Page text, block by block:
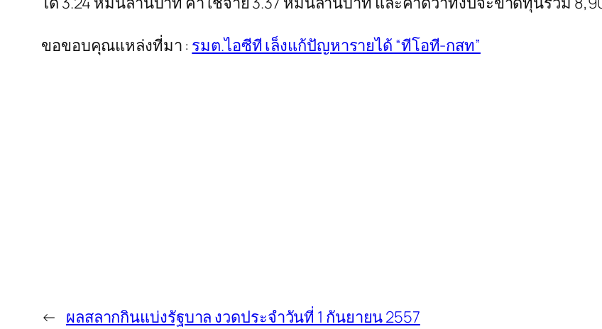
ขอขอบคุณแหล่งที่มา : รมต.ไอซีที เล็งแก้ปัญหารายได้ “ทีโอที-กสท”
← ผลสลากกินแบ่งรัฐบาล งวดประจำวันที่ 1 กันยายน 2557